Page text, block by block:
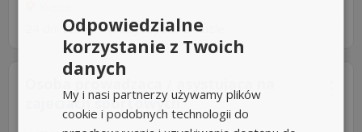
24 dni temu -Aplikuj szybko z Nuzle
Osoba prowadzaca / asystujaca na
zajeciach sportowych
Odpowiedzialne
korzystanie z Twoich
danych
My i nasi partnerzy używamy plików
cookie i podobnych technologii do